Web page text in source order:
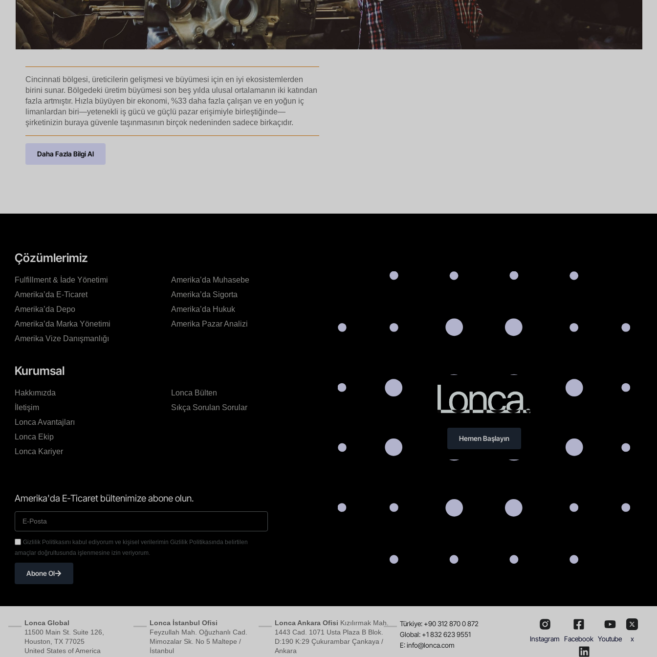
Cincinnati bölgesi, üreticilerin gelişmesi ve büyümesi için en iyi ekosistemlerden
birini sunar. Bölgedeki üretim büyümesi son beş yılda ulusal ortalamanın iki katından
fazla artmıştır. Hızla büyüyen bir ekonomi, %33 daha fazla çalışan ve en yoğun iç
limanlardan biri—yetenekli iş gücü ve güçlü pazar erişimiyle birleştiğinde—
şirketinizin buraya güvenle taşınmasının birçok nedeninden sadece birkaçıdır.
Daha Fazla Bilgi Al
Çözümlerimiz
Fulfillment & İade Yönetimi
Amerika’da E-Ticaret
Amerika’da Depo
Amerika’da Marka Yönetimi
Amerika Vize Danışmanlığı
Amerika’da Muhasebe
Amerika’da Sigorta
Amerika’da Hukuk
Amerika Pazar Analizi
Kurumsal
Hakkımızda
İletişim
Lonca Avantajları
Lonca Ekip
Lonca Kariyer
Lonca Bülten
Sıkça Sorulan Sorular
Amerika'da E-Ticaret bültenimize abone olun.
Gizlilik Politikasını kabul ediyorum ve kişisel verilerimin Gizlilik Politikasında belirtilen
amaçlar doğrultusunda işlenmesine izin veriyorum.
Abone Ol
Hemen Başlayın
Lonca Global
11500 Main St. Suite 126,
Houston, TX 77025
United States of America
Lonca İstanbul Ofisi
Feyzullah Mah. Oğuzhanlı Cad.
Mimozalar Sk. No 5 Maltepe /
İstanbul
Lonca Ankara Ofisi Kızılırmak Mah.
1443 Cad. 1071 Usta Plaza B Blok.
D:190 K:29 Çukurambar Çankaya /
Ankara
Türkiye: +90 312 870 0 872
Global: +1 832 623 9551
E:info@lonca.com
Instagram Facebook Youtube x